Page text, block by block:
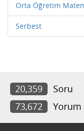
Orta Öğretim
Serbest
20,359 Soru
73,672
Yorum